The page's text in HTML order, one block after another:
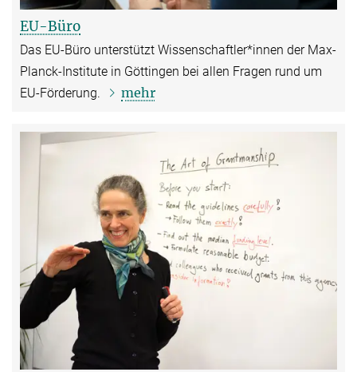
EU-Büro
Das EU-Büro unterstützt Wissenschaftler*innen der Max-
Planck-Institute in Göttingen bei allen Fragen rund um
EU-Förderung.
mehr